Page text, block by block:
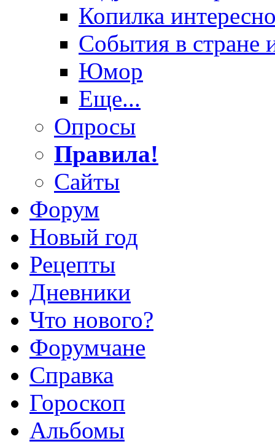
Копилка
События в стране
Юмор
Еще...
Опросы
Правила!
Сайты
Форум
Новый год
Рецепты
Дневники
Что нового?
Форумчане
Справка
Гороскоп
Альбомы